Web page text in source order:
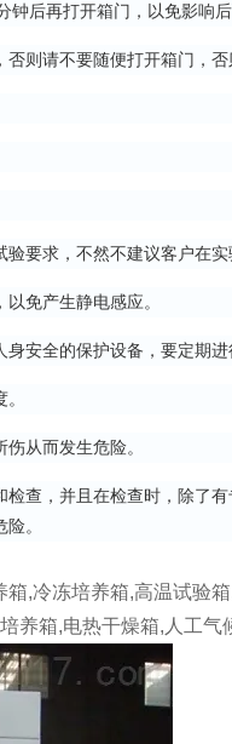
再打开箱门，以免影响后
请不要随便打开箱门，否
求，不然不建议客户在实
免产生静电感应。
全的保护设备，要定期进
从而发生危险。
，并且在检查时，除了有
。
,冷冻培养箱,高温试验
养箱,电热干燥箱,人工气